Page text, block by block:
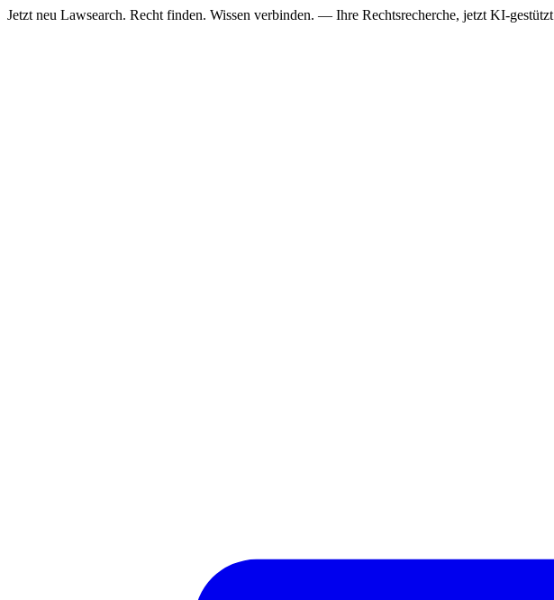
Jetzt neu Lawsearch. Recht finden. Wissen verbinden. — Ihre Rechtsrecherche, jetzt KI-gestützt